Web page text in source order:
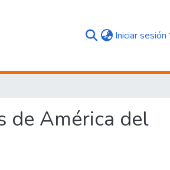
Iniciar sesión
de América del